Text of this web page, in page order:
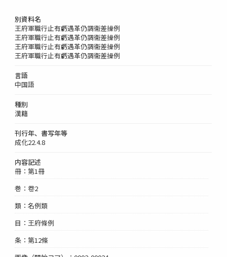
別資料名
王府軍職行止有虧遇革仍調衞差操例
王府軍職行止有虧遇革仍調衞差操例
王府軍職行止有虧遇革仍調衞差操例
王府軍職行止有虧遇革仍調衞差操例
言語
中国語
種別
漢籍
刊行年、書写年等
成化22.4.8
内容記述
冊：第1冊
巻：卷2
類：名例類
目：王府條例
条：第12條